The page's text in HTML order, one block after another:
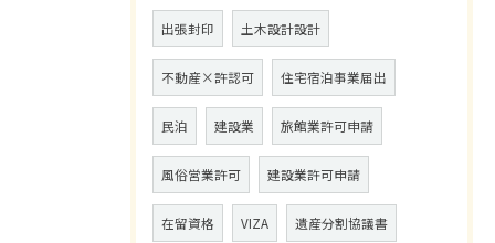
出張封印 土木設計設計
不動産×許認可 住宅宿泊事業届出
民泊 建設業 旅館業許可申請
風俗営業許可 建設業許可申請
在留資格 VIZA 遺産分割協議書